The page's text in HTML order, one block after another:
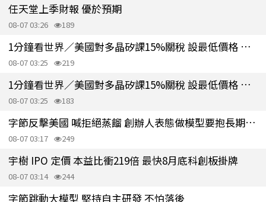
任天堂上季財報 優於預期
08-07 03:26 189
1分鐘看世界／美國對多晶矽課15%關稅 設最低價格 保護本地業者
08-07 03:25 219
1分鐘看世界／美國對多晶矽課15%關稅 設最低價格 保護本地業者
08-07 03:25 183
字節反擊美國 喊拒絕蒸餾 創辦人表態做模型要抱長期主義
08-07 03:17 249
宇樹 IPO 定價 本益比衝219倍 最快8月底科創板掛牌
08-07 03:14 244
字節跳動大模型 堅持自主研發 不怕落後